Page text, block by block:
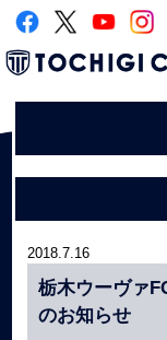
2018.7.16
栃木ウーヴァ
のお知らせ